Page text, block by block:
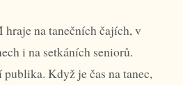
na tanečních čajích, v
i na setkáních seniorů.
Když je čas na tanec,